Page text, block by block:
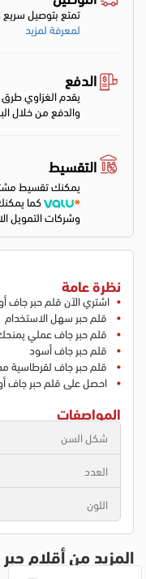
تمتع بتوصيل سريع
لمعرفة لمزيد
الدفع
يقدم الغزاوي طرق
والدفع من خلال
التقسيط
يمكنك تقسيط
كما
وشركات التمويل
نظرة عامة
اشتري الآن قلم حبر جاف
قلم حبر سهل الاستخدام
قلم حبر جاف عملي يمنحك
قلم حبر جاف أسود
قلم حبر جاف لقرطاسية
احصل على قلم حبر جاف
المواصفات
شكل السن
العدد
اللون
المزيد من أقلام